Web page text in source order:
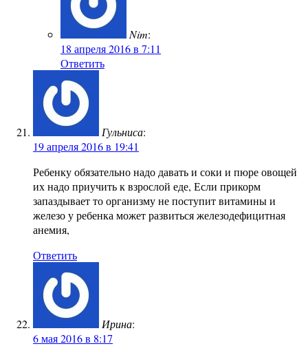
Nim:
18 апреля 2016 в 7:11
Ответить
Гульниса:
19 апреля 2016 в 19:41
Ребенку обязательно надо давать и соки и пюре овощей
их надо приучить к взрослой еде, Если прикорм
запаздывает то организму не поступит витамины и
железо у ребенка может развиться железодефицитная
анемия,
Ответить
Ирина:
6 мая 2016 в 8:17